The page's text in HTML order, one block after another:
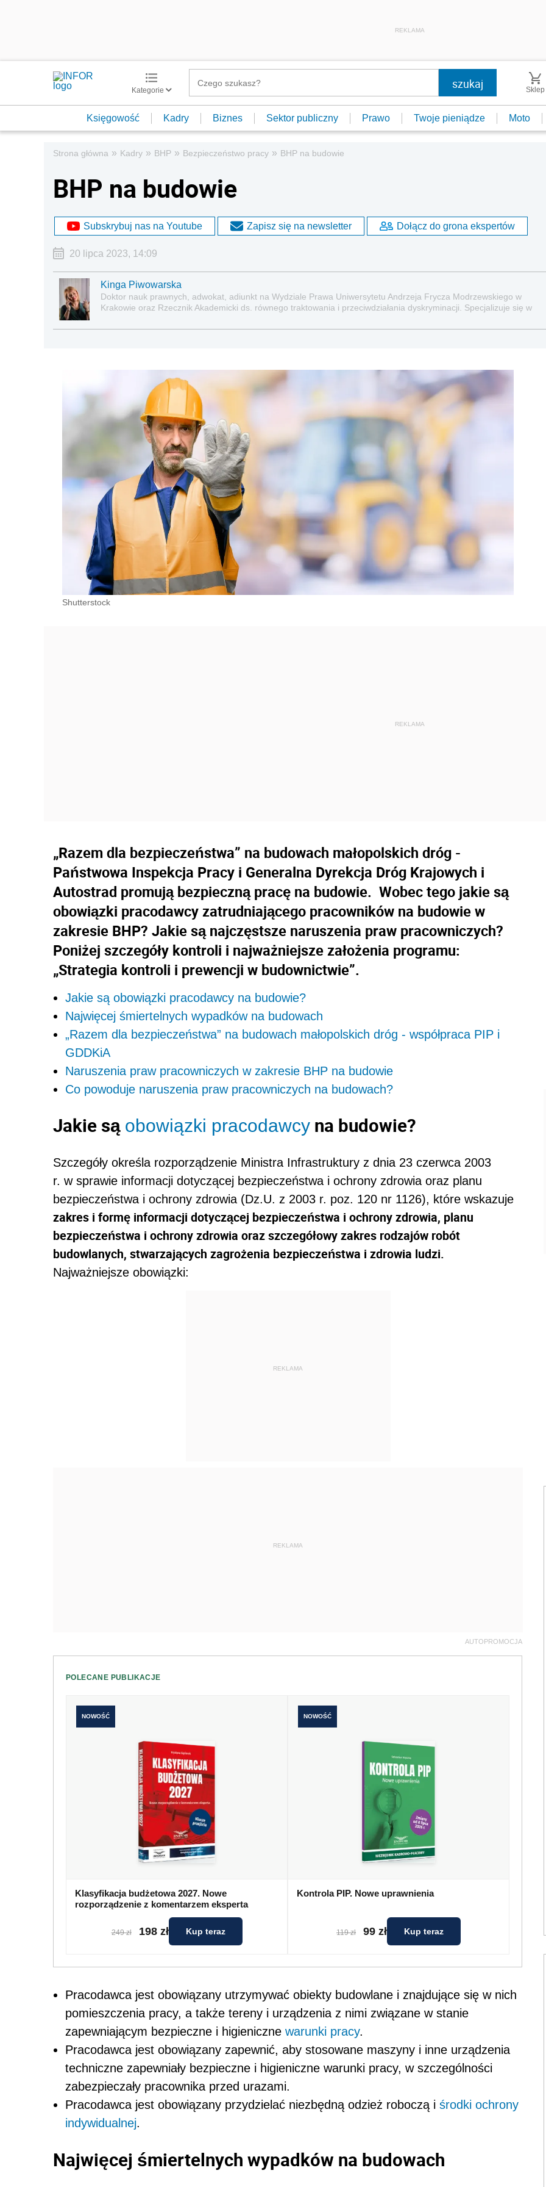
REKLAMA
Kategorie Sklep
Księgowość Kadry Biznes Sektor publiczny Prawo Twoje pieniądze Moto
Strona główna » Kadry » BHP » Bezpieczeństwo pracy » BHP na budowie
BHP na budowie
Subskrybuj nas na Youtube Zapisz się na newsletter Dołącz do grona ekspertów
20 lipca 2023, 14:09
Kinga Piwowarska
Doktor nauk prawnych, adwokat, adiunkt na Wydziale Prawa Uniwersytetu Andrzeja Frycza Modrzewskiego w
Krakowie oraz Rzecznik Akademicki ds. równego traktowania i przeciwdziałania dyskryminacji. Specjalizuje się w
socjalną.
Shutterstock
„Razem dla bezpieczeństwa” na budowach małopolskich dróg -
Państwowa Inspekcja Pracy i Generalna Dyrekcja Dróg Krajowych i
Autostrad promują bezpieczną pracę na budowie. Wobec tego jakie są
obowiązki pracodawcy zatrudniającego pracowników na budowie w
zakresie BHP? Jakie są najczęstsze naruszenia praw pracowniczych?
Poniżej szczegóły kontroli i najważniejsze założenia programu:
„Strategia kontroli i prewencji w budownictwie”.
Jakie są obowiązki pracodawcy na budowie?
Najwięcej śmiertelnych wypadków na budowach
„Razem dla bezpieczeństwa” na budowach małopolskich dróg - współpraca PIP i
GDDKiA
Naruszenia praw pracowniczych w zakresie BHP na budowie
Co powoduje naruszenia praw pracowniczych na budowach?
Jakie są obowiązki pracodawcy na budowie?
Szczegóły określa rozporządzenie Ministra Infrastruktury z dnia 23 czerwca 2003
r. wsprawie informacji dotyczącej bezpieczeństwa i ochrony zdrowia oraz planu
bezpieczeństwa i ochrony zdrowia (Dz.U. z 2003 r. poz. 120 nr 1126), które wskazuje
zakres i formę informacji dotyczącej bezpieczeństwa i ochrony zdrowia, planu
bezpieczeństwa i ochrony zdrowia oraz szczegółowy zakres rodzajów robót
budowlanych, stwarzających zagrożenia bezpieczeństwa i zdrowia ludzi.
Najważniejsze obowiązki:
REKLAMA
REKLAMA
AUTOPROMOCJA
POLECANE PUBLIKACJE
NOWOŚĆ
Klasyfikacja budżetowa 2027. Nowe
rozporządzenie z komentarzem eksperta
249 zł 198 zł Kup teraz
NOWOŚĆ
Kontrola PIP. Nowe uprawnienia
119 zł 99 zł Kup teraz
Pracodawca jest obowiązany utrzymywać obiekty budowlane i znajdujące się w nich
pomieszczenia pracy, a także tereny i urządzenia z nimi związane w stanie
zapewniającym bezpieczne i higieniczne warunki pracy.
Pracodawca jest obowiązany zapewnić, aby stosowane maszyny i inne urządzenia
techniczne zapewniały bezpieczne i higieniczne warunki pracy, w szczególności
zabezpieczały pracownika przed urazami.
Pracodawca jest obowiązany przydzielać niezbędną odzież roboczą i środki ochrony
indywidualnej.
Najwięcej śmiertelnych wypadków na budowach